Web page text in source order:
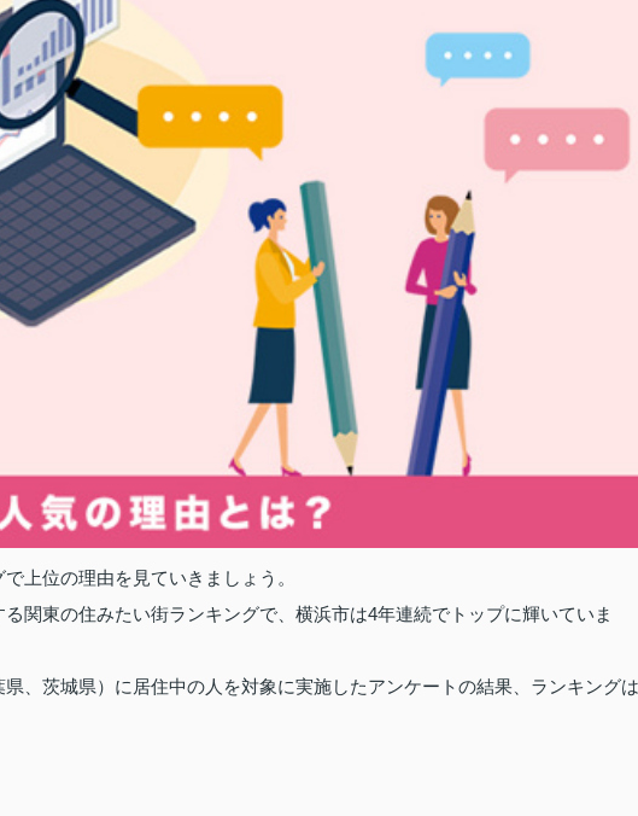
上位の理由を見ていきましょう。
関東の住みたい街ランキングで、横浜市は4年連続でトップに輝いていま
、茨城県）に居住中の人を対象に実施したアンケートの結果、ランキングは